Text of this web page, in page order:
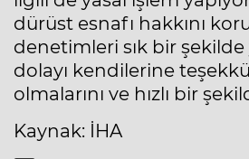
dürüst esnafı hakkını
denetimleri sık bir
dolayı kendilerine
olmalarını ve hızlı bir
Kaynak: İHA